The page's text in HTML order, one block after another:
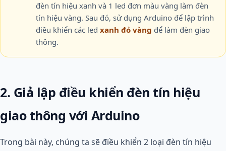
đèn tín hiệu xanh và 1 led đơn màu vàng làm đèn
tín hiệu vàng. Sau đó, sử dụng Arduino để lập trình
điều khiển các led xanh đỏ vàng để làm đèn giao
thông.
2. Giả lập điều khiển đèn tín hiệu
giao thông với Arduino
Trong bài này, chúng ta sẽ điều khiển 2 loại đèn tín hiệu